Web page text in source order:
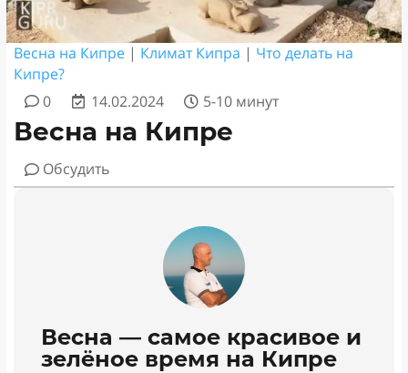
Весна на Кипре | Климат Кипра | Что делать на
Кипре?
0
14.02.2024 5-10 минут
Весна на Кипре
Обсудить
Весна — самое красивое и
зелёное время на Кипре